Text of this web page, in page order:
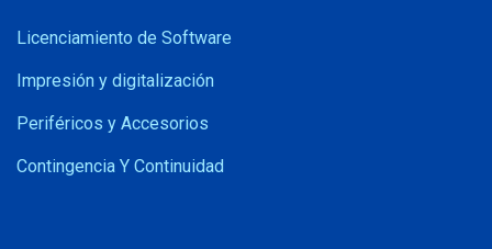
Licenciamiento de Software
Impresión y digitalización
Periféricos y Accesorios
Contingencia Y Continuidad